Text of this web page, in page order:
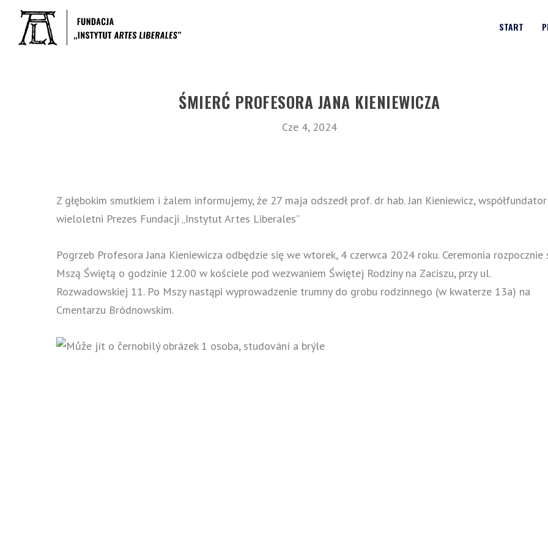
START
ŚMIERĆ PROFESORA JANA KIENIEWICZA
Cze 4, 2024
Z głębokim smutkiem i żalem informujemy, że 27 maja odszedł prof. dr hab. Jan Kieniewicz,
wieloletni Prezes Fundacji „InstytutArtes Liberales”
Pogrzeb Profesora Jana Kieniewicza odbędzie się we wtorek, 4 czerwca 2024 roku. Ceremonia rozpocznie
Mszą Świętą o godzinie 12.00 w kościele pod wezwaniem Świętej Rodziny na Zaciszu, przy ul.
Rozwadowskiej 11. Po Mszy nastąpi wyprowadzenie trumny do grobu rodzinnego (w kwaterze 13a) na
Cmentarzu Bródnowskim.